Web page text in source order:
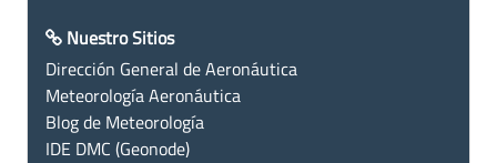
Nuestro Sitios
Dirección General de Aeronáutica
Meteorología Aeronáutica
Blog de Meteorología
IDE DMC (Geonode)